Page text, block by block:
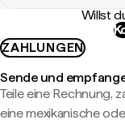
Willst
ZAHLUNGEN
Sende und
Teile eine Rechnung,
eine mexikanische